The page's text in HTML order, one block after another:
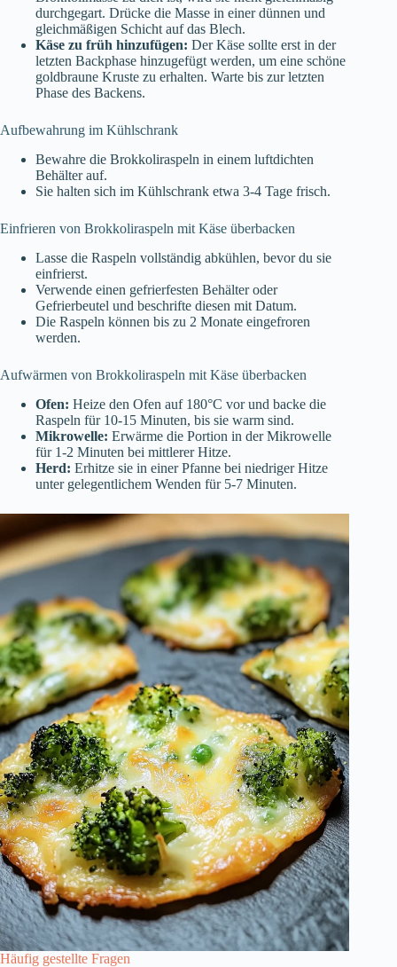
durchgegart. Drücke die Masse in einer dünnen und
gleichmäßigen Schicht auf das Blech.
Käse zu früh hinzufügen: Der Käse sollte erst in der
letzten Backphase hinzugefügt werden, um eine schöne
goldbraune Kruste zu erhalten. Warte bis zur letzten
Phase des Backens.
Aufbewahrung im Kühlschrank
Bewahre die Brokkoliraspeln in einem luftdichten
Behälter auf.
Sie halten sich im Kühlschrank etwa 3-4 Tage frisch.
Einfrieren von Brokkoliraspeln mit Käse überbacken
Lasse die Raspeln vollständig abkühlen, bevor du sie
einfrierst.
Verwende einen gefrierfesten Behälter oder
Gefrierbeutel und beschrifte diesen mit Datum.
Die Raspeln können bis zu 2 Monate eingefroren
werden.
Aufwärmen von Brokkoliraspeln mit Käse überbacken
Ofen: Heize den Ofen auf 180°C vor und backe die
Raspeln für 10-15 Minuten, bis sie warm sind.
Mikrowelle: Erwärme die Portion in der Mikrowelle
für 1-2 Minuten bei mittlerer Hitze.
Herd: Erhitze sie in einer Pfanne bei niedriger Hitze
unter gelegentlichem Wenden für 5-7 Minuten.
Häufig gestellte Fragen